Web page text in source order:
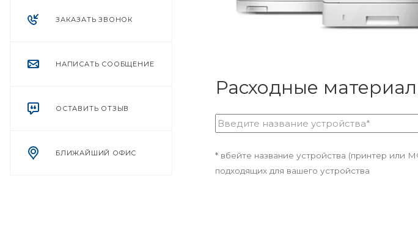
ЗАКАЗАТЬ ЗВОНОК
НАПИСАТЬ СООБЩЕНИЕ
ОСТАВИТЬ ОТЗЫВ
БЛИЖАЙШИЙ ОФИС
Расходные
* вбейте название устройства (принтер или
подходящих для вашего устройства